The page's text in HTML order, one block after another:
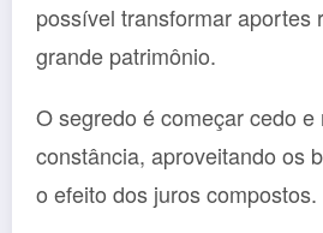
possível transformar aportes
grande patrimônio.
O segredo é começar cedo e
constância, aproveitando os
o efeito dos juros compostos.